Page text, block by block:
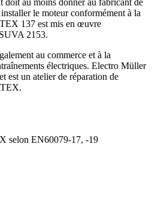
le moteur conformément à la
137 est mis en œuvre
2153.
au commerce et à la
électriques. Electro Müller
est un atelier de réparation de
selon EN60079-17, -19